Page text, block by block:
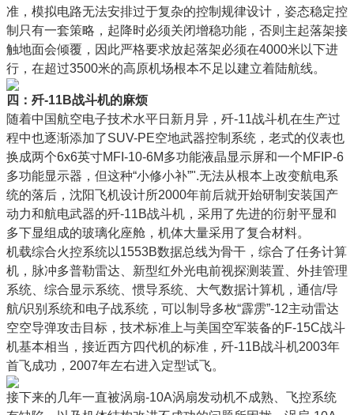
准，模拟电路无法安排过于复杂的控制规律设计，姿态稳定控
制只有一套策略，起降时必须关闭增稳功能，否则主起落架接
触地面会倾覆，因此严格要求放起落架必须在4000米以下进
行，在超过3500米的高原机场根本不足以建立着陆航线。
四：歼-11B战斗机的麻烦
随着中国航空电子技术水平日新月异，歼-11战斗机在生产过
程中也逐渐添加了SUV-PE空地武器控制系统，老式的仪表也
换成两个6x6英寸MFI-10-6M多功能液晶显示屏和一个MFIP-6
多功能显示器，但这种“小修小补”".无法从根本上改变航电系
统的落后，沈阳飞机设计所2000年前后就开始研制安装国产
动力和航电武器的歼-11B战斗机，采用了先进的衍射平显和
多下显组成的玻璃化座舱，机体大量采用了复合材料。
机载综合火控系统以1553B数据总线为骨干，综合了任务计算
机，脉冲多普勒雷达、新型红外光电前视探测装置、外挂管理
系统、综合显示系统、惯导系统、大气数据计算机，通信/导
航/识别系统和电子战系统，可以制导多枚“霹雳”-12主动雷达
空空导弹攻击目标，技术标准上与美国空军装备的F-15C战斗
机基本相当，接近西方四代机的标准，歼-11B战斗机2003年
首飞成功，2007年左右进入定型试飞。
接下来的几年一直被涡扇-10A涡扇发动机不成熟、飞控系统